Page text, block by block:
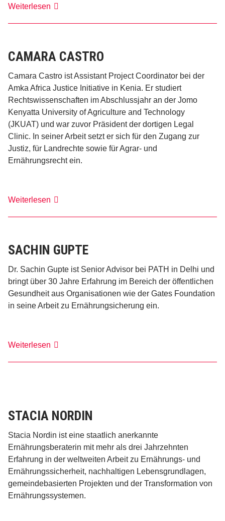
Weiterlesen Lucky
CAMARA CASTRO
Camara Castro ist Assistant Project Coordinator bei der
Amka Africa Justice Initiative in Kenia. Er studiert
Rechtswissenschaften im Abschlussjahr an der Jomo
Kenyatta University of Agriculture and Technology
(JKUAT) und war zuvor Präsident der dortigen Legal
Clinic. In seiner Arbeit setzt er sich für den Zugang zur
Justiz, für Landrechte sowie für Agrar- und
Ernährungsrecht ein.
Weiterlesen Camara
SACHIN GUPTE
Dr. Sachin Gupte ist Senior Advisor bei PATH in Delhi und
bringt über 30 Jahre Erfahrung im Bereich der öffentlichen
Gesundheit aus Organisationen wie der Gates Foundation
in seine Arbeit zu Ernährungsicherung ein.
Weiterlesen Sachin
STACIA NORDIN
Stacia Nordin ist eine staatlich anerkannte
Ernährungsberaterin mit mehr als drei Jahrzehnten
Erfahrung in der weltweiten Arbeit zu Ernährungs- und
Ernährungssicherheit, nachhaltigen Lebensgrundlagen,
gemeindebasierten Projekten und der Transformation von
Ernährungssystemen.